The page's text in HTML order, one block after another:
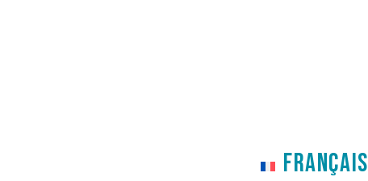
FRANÇAIS